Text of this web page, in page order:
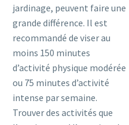
jardinage, peuvent faire une
grande différence. Il est
recommandé de viser au
moins 150 minutes
d’activité physique modérée
ou 75 minutes d’activité
intense par semaine.
Trouver des activités que